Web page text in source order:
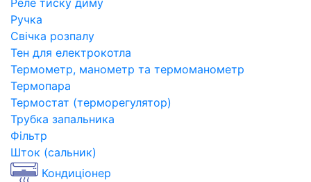
Реле тиску диму
Ручка
Свічка розпалу
Тен для електрокотла
Термометр, манометр та термоманометр
Термопара
Термостат (терморегулятор)
Трубка запальника
Фільтр
Шток (сальник)
Кондиціонер